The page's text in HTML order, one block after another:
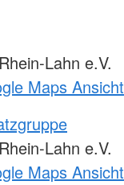
Lahn e.V.
Maps Ansicht
Lahn e.V.
Maps Ansicht